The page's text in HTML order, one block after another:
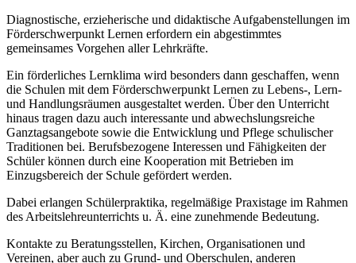
Diagnostische, erzieherische und didaktische Aufgabenstellungen im
Förderschwerpunkt Lernen erfordern ein abgestimmtes
gemeinsames Vorgehen aller Lehrkräfte.
Ein förderliches Lernklima wird besonders dann geschaffen, wenn
die Schulen mit dem Förderschwerpunkt Lernen zu Lebens-, Lern-
und Handlungsräumen ausgestaltet werden. Über den Unterricht
hinaus tragen dazu auch interessante und abwechslungsreiche
Ganztagsangebote sowie die Entwicklung und Pflege schulischer
Traditionen bei. Berufsbezogene Interessen und Fähigkeiten der
Schüler können durch eine Kooperation mit Betrieben im
Einzugsbereich der Schule gefördert werden.
Dabei erlangen Schülerpraktika, regelmäßige Praxistage im Rahmen
des Arbeitslehreunterrichts u. Ä. eine zunehmende Bedeutung.
Kontakte zu Beratungsstellen, Kirchen, Organisationen und
Vereinen, aber auch zu Grund- und Oberschulen, anderen